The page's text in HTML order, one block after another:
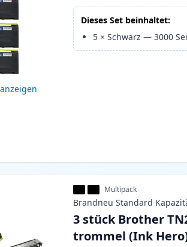
Dieses Set beinhaltet:
5 ×Schwarz —3000
Multipack
Brandneu Standard
3 stück Brother
trommel (Ink